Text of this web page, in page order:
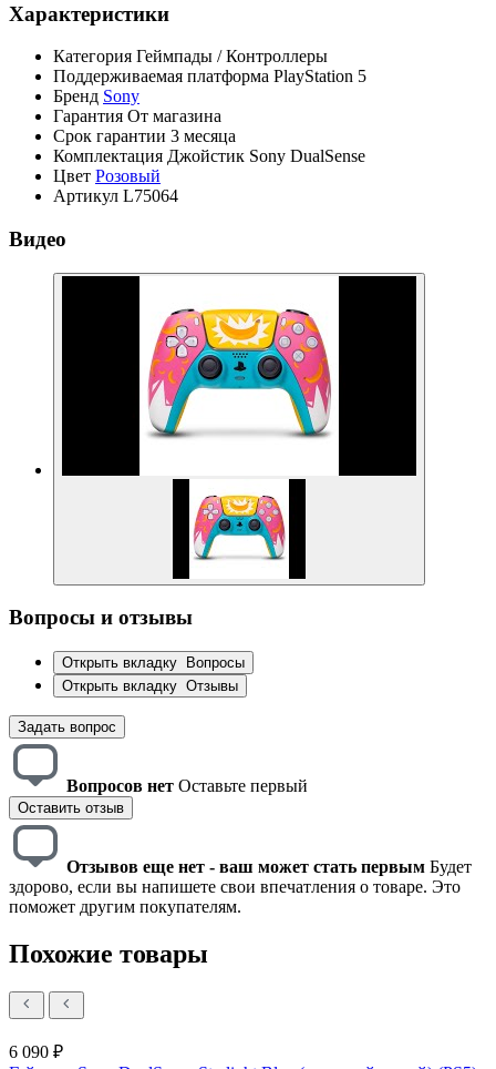
Характеристики
Категория Геймпады / Контроллеры
Поддерживаемая платформа PlayStation 5
Бренд Sony
Гарантия От магазина
Срок гарантии 3 месяца
Комплектация Джойстик Sony DualSense
Цвет Розовый
Артикул L75064
Видео
Вопросы и отзывы
Открыть вкладку
Вопросы
Открыть вкладку Отзывы
Задать вопрос
Вопросов нет Оставьте первый
Оставить отзыв
Отзывов еще нет - ваш может стать первым Будет
здорово, если вы напишете свои впечатления о товаре. Это
поможет другим покупателям.
Похожие товары
6 090 ₽